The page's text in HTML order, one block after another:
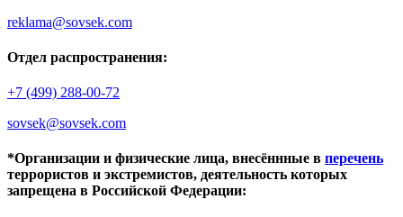
reklama@sovsek.com
Отдел распространения:
+7 (499) 288-00-72
sovsek@sovsek.com
*Организации и физические лица, внесённные в перечень
террористов и экстремистов, деятельность которых
запрещена в Российской Федерации: